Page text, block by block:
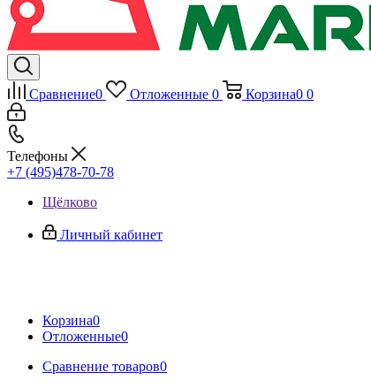
Сравнение0 Отложенные 0 Корзина0 0
Телефоны
+7 (495)478-70-78
Щёлково
Личный кабинет
Корзина0
Отложенные0
Сравнение товаров0